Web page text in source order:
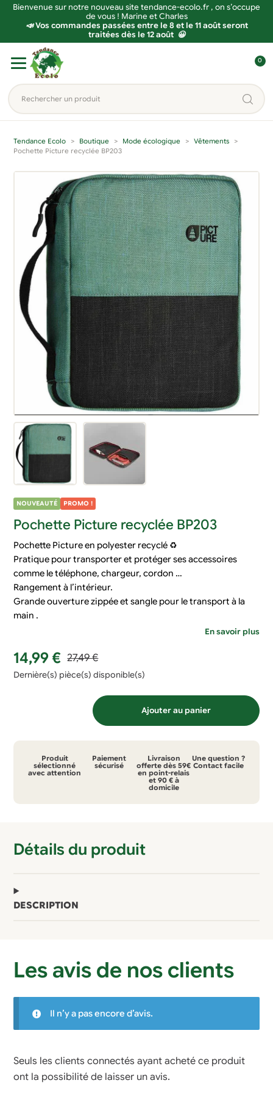
Bienvenue sur notre nouveau site tendance-ecolo.fr , on s’occupe
de vous ! Marine et Charles
📣 Vos commandes passées entre le 8 et le 11 août seront
traitées dès le 12 août 😀
navigation
contenu
Rechercher
un
produit...
o
n
o
n
0
Tendance Ecolo Boutique Mode écologique
Vêtements
Pochette Picture recyclée BP203
NOUVEAUTÉ PROMO !
Pochette Picture recyclée BP203
Pochette Picture en polyester recyclé ♻
Pratique pour transporter et protéger ses accessoires
comme le téléphone, chargeur, cordon …
Rangement à l’intérieur.
Grande ouverture zippée et sangle pour le transport à la
main .
En savoir plus
27,49€
Le
prix
14,99 €
Le
prix
Dernière(s) pièce(s) disponible(s)
recyclée
Ajouter au panier
Produit
sélectionné
avec attention
Paiement
sécurisé
Livraison
offerte dès 59€
en point-relais
et 90 € à
domicile
Une question ?
Contact facile
Détails du produit
DESCRIPTION
Les avis de nos clients
Il n’y a pas encore d’avis.
Seuls les clients connectés ayant acheté ce produit
ont la possibilité de laisser un avis.